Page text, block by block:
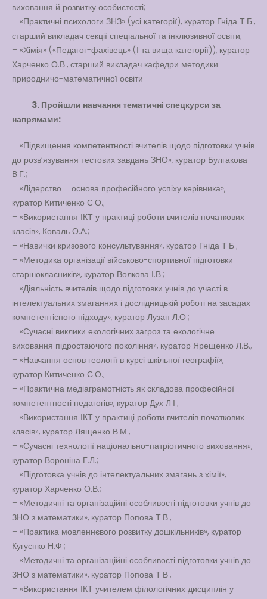
виховання й розвитку особистості;
– «Практичні психологи ЗНЗ» (усі категорії), куратор Гніда Т.Б.,
старший викладач секції спеціальної та інклюзивної освіти;
– «Хімія» («Педагог-фахівець» (І та вища категорії)), куратор
Харченко О.В., старший викладач кафедри методики
природничо-математичної освіти.
3. Пройшли навчання тематичні спецкурси за
напрямами:
– «Підвищення компетентності вчителів щодо підготовки учнів
до розв’язування тестових завдань ЗНО», куратор Булгакова
В.Г.;
– «Лідерство – основа професійного успіху керівника»,
куратор Китиченко С.О.;
– «Використання ІКТ у практиці роботи вчителів початкових
класів», Коваль О.А.;
– «Навички кризового консультування», куратор Гніда Т.Б.;
– «Методика організації військово-спортивної підготовки
старшокласників», куратор Волкова І.В.;
– «Діяльність вчителів щодо підготовки учнів до участі в
інтелектуальних змаганнях і дослідницькій роботі на засадах
компетентісного підходу», куратор Лузан Л.О.;
– «Сучасні виклики екологічних загроз та екологічне
виховання підростаючого покоління», куратор Ярещенко Л.В.;
– «Навчання основ геології в курсі шкільної географії»,
куратор Китиченко С.О.;
– «Практична медіаграмотність як складова професійної
компетентності педагогів», куратор Дух Л.І.;
– «Використання ІКТ у практиці роботи вчителів початкових
класів», куратор Лященко В.М.;
– «Сучасні технології національно-патріотичного виховання»,
куратор Вороніна Г.Л.;
– «Підготовка учнів до інтелектуальних змагань з хімії»,
куратор Харченко О.В.;
– «Методичні та організаційні особливості підготовки учнів до
ЗНО з математики», куратор Попова Т.В.;
– «Практика мовленнєвого розвитку дошкільників», куратор
Кугуєнко Н.Ф.;
– «Методичні та організаційні особливості підготовки учнів до
ЗНО з математики», куратор Попова Т.В.;
– «Використання ІКТ учителем філологічних дисциплін у